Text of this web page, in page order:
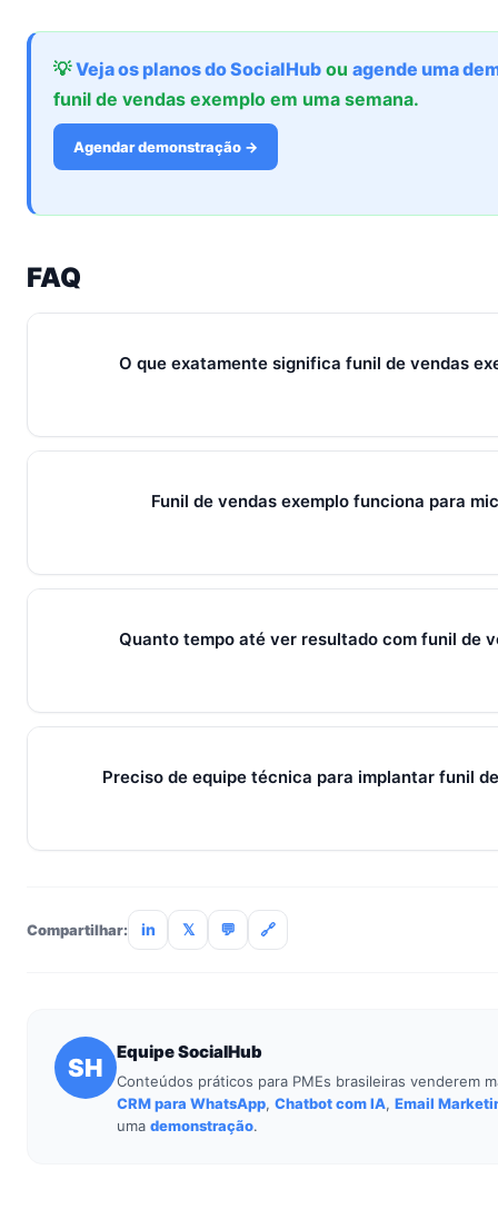
💡Veja os planos do SocialHub ou agende uma
funil de vendas exemplo em uma semana.
Agendar demonstração →
FAQ
O que exatamente significa funil de vendas
Em 2026, funil de vendas exemplo representa o conjunto de
fluxo único. Em PMEs brasileiras, gira sempre em torno de
Funil de vendas exemplo funciona para
Sim — e quanto antes melhor. Implantar funil de vendas
grátis sem cartão.Quanto tempo até ver resultado com funil de
Métricas de processo (tempo de resposta, follow-up)
Preciso de equipe técnica para implantar funil
Compartilhar: in 𝕏 💬 🔗
SH
Equipe SocialHub
Conteúdos práticos para PMEs brasileiras venderem
CRM para WhatsApp, Chatbot com IA, Email
uma demonstração.